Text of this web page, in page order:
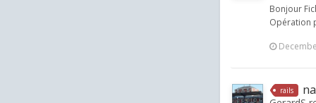
Bonjour
Opération
rails